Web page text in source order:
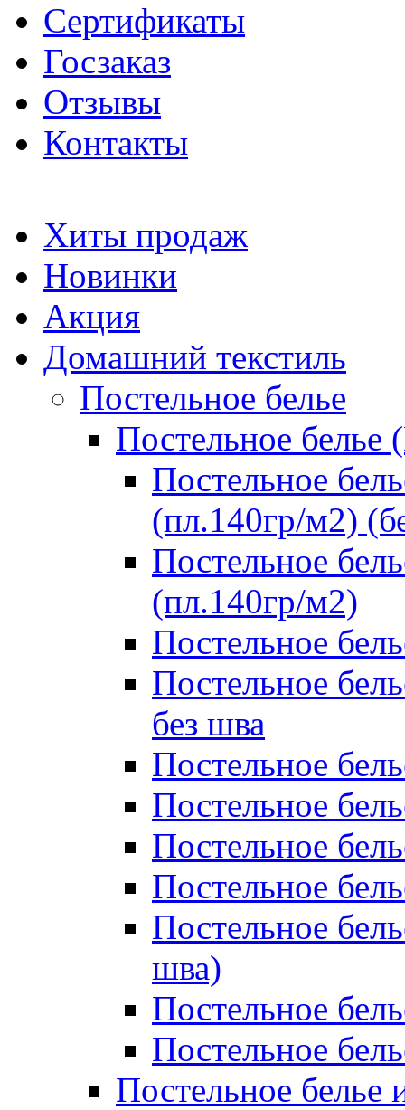
Сертификаты
Госзаказ
Отзывы
Контакты
Хиты продаж
Новинки
Акция
Домашний текстиль
Постельное белье
Постельное белье
Постельное
(пл.140гр/м2)
Постельное
(пл.140гр/м2)
Постельное
Постельное
без шва
Постельное
Постельное
Постельное
Постельное
Постельное
шва)
Постельное
Постельное
Постельное белье